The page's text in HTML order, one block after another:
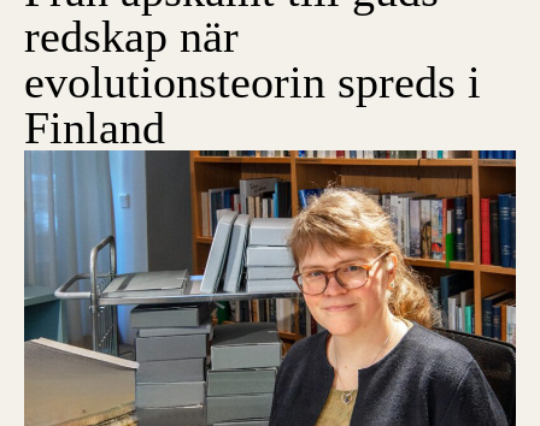
redskap när
evolutionsteorin spreds i
Finland